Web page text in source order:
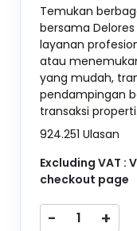
Temukan
bersama
layanan
atau
yang mudah,
pendampingan
transaksi properti.
924.251 Ulasan
Excluding VAT :
checkout page
- +